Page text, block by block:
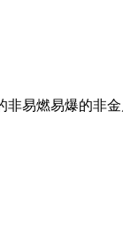
易燃易爆的非